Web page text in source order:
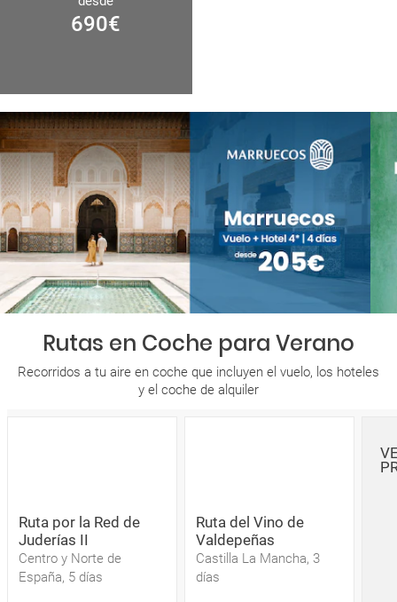
690€
Rutas en Coche para Verano
Recorridos a tu aire en coche que incluyen el vuelo, los hoteles
y el coche de alquiler
Ruta por la Red de
Juderías II
Centro y Norte de
España, 5 días
Ruta del Vino de
Valdepeñas
Castilla La Mancha, 3
días